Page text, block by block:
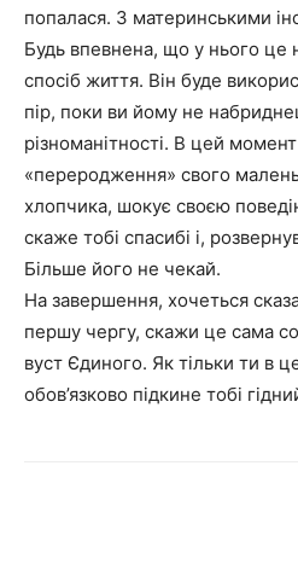
попалася. З материнськими
Будь впевнена, що у нього це
спосіб життя. Він буде
пір, поки ви йому не
різноманітності. В цей
«переродження» свого
хлопчика, шокує своєю
скаже тобі спасибі і,
Більше його не чекай.
На завершення, хочеться
першу чергу, скажи це сама
вуст Єдиного. Як тільки ти в
обов’язково підкине тобі